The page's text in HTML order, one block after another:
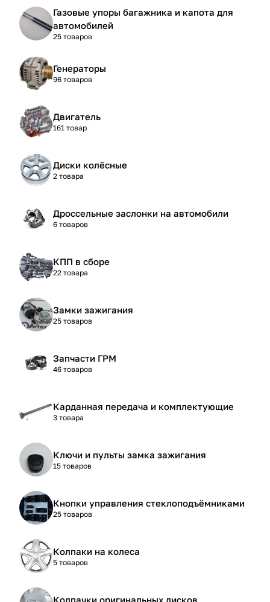
Газовые упоры багажника и капота для
автомобилей
25 товаров
Генераторы
96 товаров
Двигатель
161 товар
Диски колёсные
2 товара
Дроссельные заслонки на автомобили
6 товаров
КПП в сборе
22 товара
Замки зажигания
25 товаров
Запчасти ГРМ
46 товаров
Карданная передача и комплектующие
3 товара
Ключи и пульты замка зажигания
15 товаров
Кнопки управления стеклоподъёмниками
25 товаров
Колпаки на колеса
5 товаров
Колпачки оригинальных дисков